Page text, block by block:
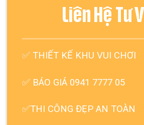
Liên Hệ Tư
✅THIẾT KẾ KHU VUI CHƠI
✅ BÁO GIÁ 0941 7777 05
✅THI CÔNG ĐẸP AN TOÀN